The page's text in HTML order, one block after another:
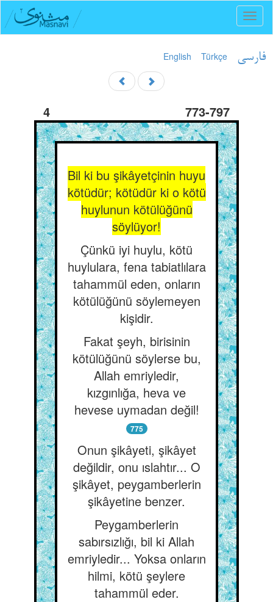
English Türkçe فارسی
4 773-797
Bil ki bu şikâyetçinin huyu
kötüdür; kötüdür ki o kötü
huylunun kötülüğünü
söylüyor!
Çünkü iyi huylu, kötü
huylulara, fena tabiatlılara
tahammül eden, onların
kötülüğünü söylemeyen
kişidir.
Fakat şeyh, birisinin
kötülüğünü söylerse bu,
Allah emriyledir,
kızgınlığa, heva ve
hevese uymadan değil!
775
Onun şikâyeti, şikâyet
değildir, onu ıslahtır... O
şikâyet, peygamberlerin
şikâyetine benzer.
Peygamberlerin
sabırsızlığı, bil ki Allah
emriyledir... Yoksa onların
hilmi, kötü şeylere
tahammül eder.